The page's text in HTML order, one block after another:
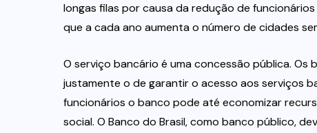
longas filas por causa da redução de
que a cada ano aumenta o número de cidades
O serviço bancário é uma concessão pública.
justamente o de garantir o acesso aos serviços
funcionários o banco pode até economizar
social. O Banco do Brasil, como banco público,